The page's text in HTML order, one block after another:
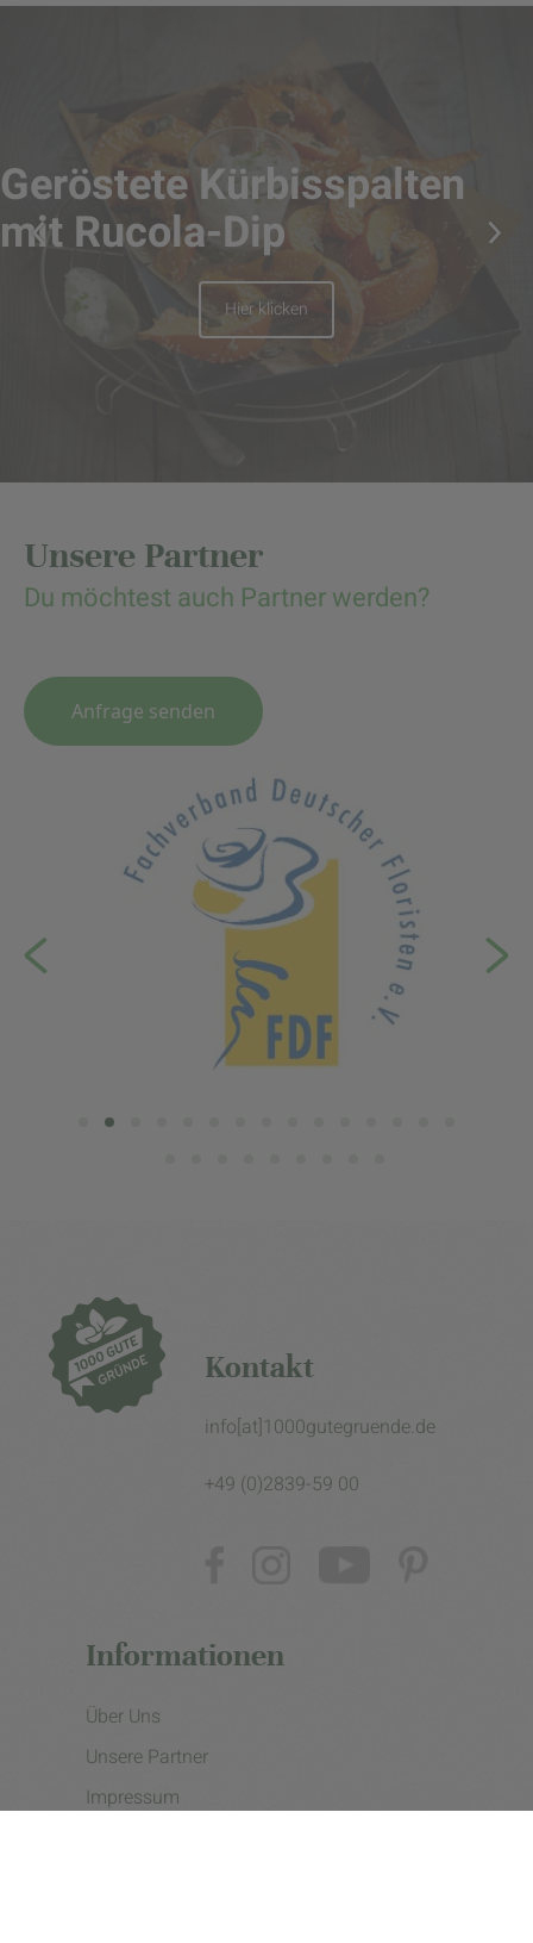
Geröstete Kürbisspalten
mit Rucola-Dip
Hier klicken
Unsere Partner
Du möchtest auch Partner werden?
Anfrage senden
Kontakt
info[at]1000gutegruende.de
+49 (0)2839-59 00
Informationen
Über Uns
Unsere Partner
Impressum